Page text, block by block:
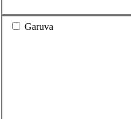
Garuva